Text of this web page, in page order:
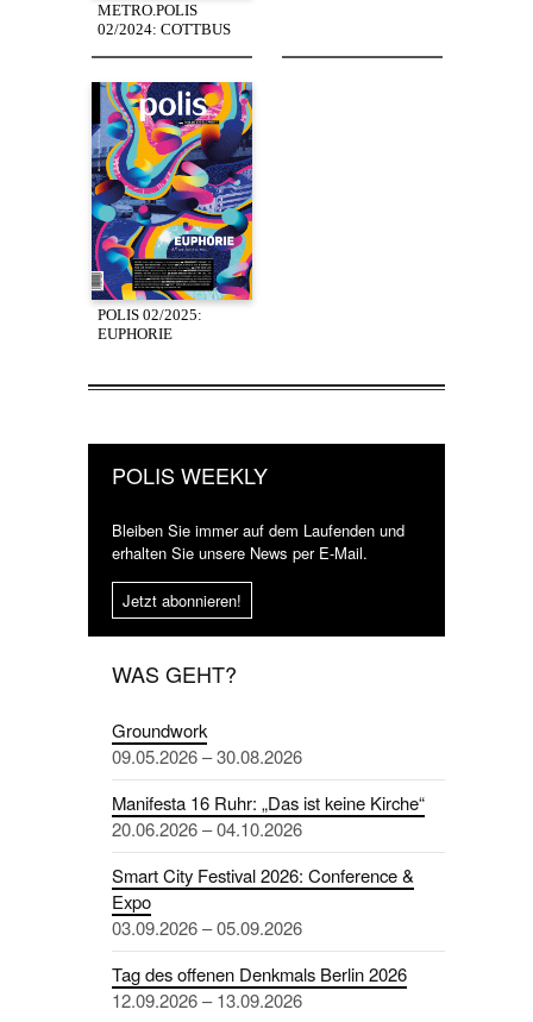
METRO.POLIS
02/2024: COTTBUS
POLIS 02/2025:
EUPHORIE
POLIS WEEKLY
Bleiben Sie immer auf dem Laufenden und
erhalten Sie unsere News per E-Mail.
Jetzt abonnieren!
WAS GEHT?
Groundwork
09.05.2026 – 30.08.2026
Manifesta 16 Ruhr: „Das ist keine Kirche“
20.06.2026 – 04.10.2026
Smart City Festival 2026: Conference &
Expo
03.09.2026 – 05.09.2026
Tag des offenen Denkmals Berlin 2026
12.09.2026 – 13.09.2026